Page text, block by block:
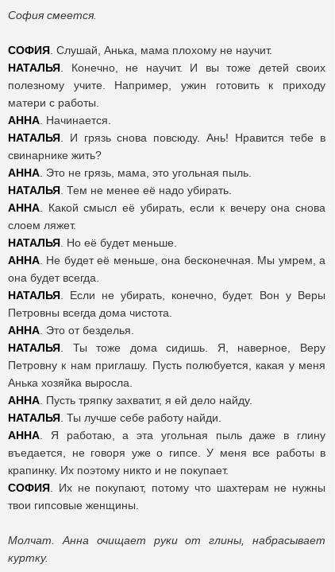
София смеется.
СОФИЯ . Слушай, Анька, мама плохому не научит.
НАТАЛЬЯ . Конечно, не научит. И вы тоже детей своих
полезному учите. Например, ужин готовить к приходу
матери с работы.
АННА . Начинается.
НАТАЛЬЯ . И грязь снова повсюду. Ань! Нравится тебе в
свинарнике жить?
АННА . Это не грязь, мама, это угольная пыль.
НАТАЛЬЯ . Тем не менее её надо убирать.
АННА . Какой смысл её убирать, если к вечеру она снова
слоем ляжет.
НАТАЛЬЯ . Но её будет меньше.
АННА . Не будет её меньше, она бесконечная. Мы умрем, а
она будет всегда.
НАТАЛЬЯ . Если не убирать, конечно, будет. Вон у Веры
Петровны всегда дома чистота.
АННА . Это от безделья.
НАТАЛЬЯ . Ты тоже дома сидишь. Я, наверное, Веру
Петровну к нам приглашу. Пусть полюбуется, какая у меня
Анька хозяйка выросла.
АННА . Пусть тряпку захватит, я ей дело найду.
НАТАЛЬЯ . Ты лучше себе работу найди.
АННА . Я работаю, а эта угольная пыль даже в глину
въедается, не говоря уже о гипсе. У меня все работы в
крапинку. Их поэтому никто и не покупает.
СОФИЯ . Их не покупают, потому что шахтерам не нужны
твои гипсовые женщины.
Молчат. Анна очищает руки от глины, набрасывает
куртку.